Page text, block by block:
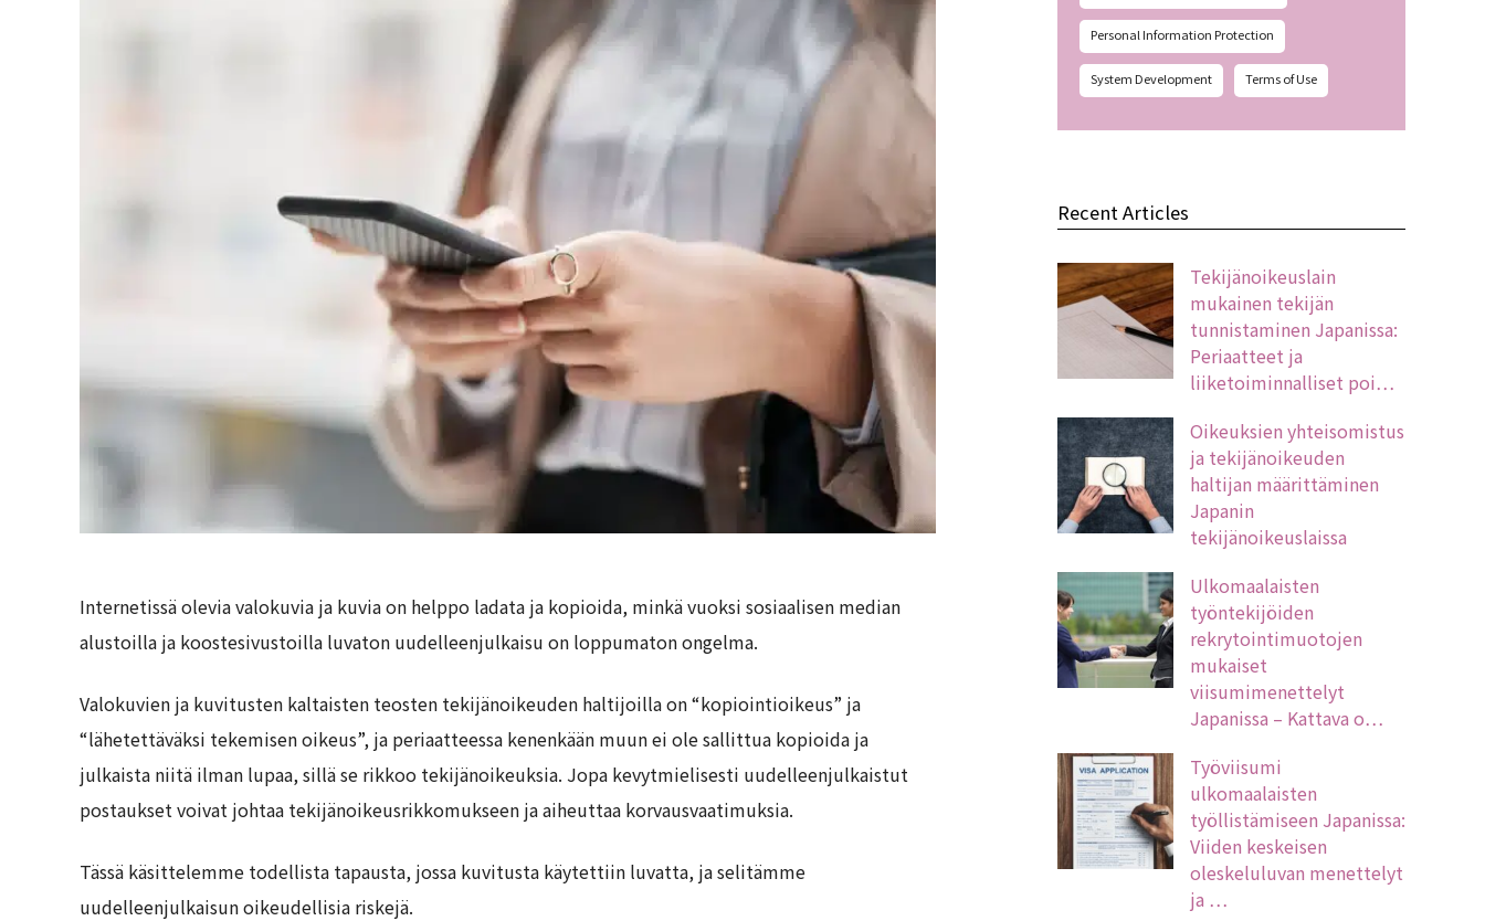
Internetissä olevia valokuvia ja kuvia on helppo ladata ja kopioida, minkä vuoksi sosiaalisen median
alustoilla ja koostesivustoilla luvaton uudelleenjulkaisu on loppumaton ongelma.
Valokuvien ja kuvitusten kaltaisten teosten tekijänoikeuden haltijoilla on “kopiointioikeus” ja
“lähetettäväksi tekemisen oikeus”, ja periaatteessa kenenkään muun ei ole sallittua kopioida ja
julkaista niitä ilman lupaa, sillä se rikkoo tekijänoikeuksia. Jopa kevytmielisesti uudelleenjulkaistut
postaukset voivat johtaa tekijänoikeusrikkomukseen ja aiheuttaa korvausvaatimuksia.
Tässä käsittelemme todellista tapausta, jossa kuvitusta käytettiin luvatta, ja selitämme
uudelleenjulkaisun oikeudellisia riskejä.
Personal Information Protection
System Development Terms of Use
Recent Articles
Tekijänoikeuslain
mukainen tekijän
tunnistaminen Japanissa:
Periaatteet ja
liiketoiminnalliset poi…
Oikeuksien yhteisomistus
ja tekijänoikeuden
haltijan määrittäminen
Japanin
tekijänoikeuslaissa
Ulkomaalaisten
työntekijöiden
rekrytointimuotojen
mukaiset
viisumimenettelyt
Japanissa – Kattava o…
Työviisumi
ulkomaalaisten
työllistämiseen Japanissa:
Viiden keskeisen
oleskeluluvan menettelyt
ja …